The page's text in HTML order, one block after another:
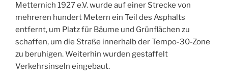
Metternich 1927 e.V. wurde auf einer Strecke von
mehreren hundert Metern ein Teil des Asphalts
entfernt, um Platz für Bäume und Grünflächen zu
schaffen, um die Straße innerhalb der Tempo-30-Zone
zu beruhigen. Weiterhin wurden gestaffelt
Verkehrsinseln eingebaut.